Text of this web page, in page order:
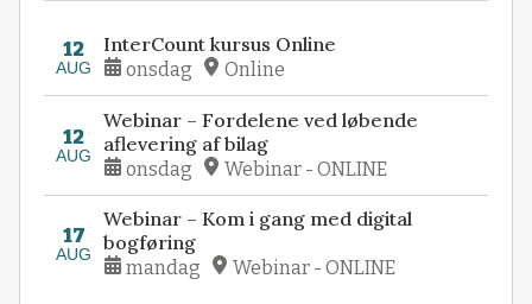
12
AUG
InterCount kursus Online
onsdag Online
12
AUG
Webinar – Fordelene ved løbende
aflevering af bilag
onsdag Webinar - ONLINE
17
AUG
Webinar – Kom i gang med digital
bogføring
mandag Webinar - ONLINE